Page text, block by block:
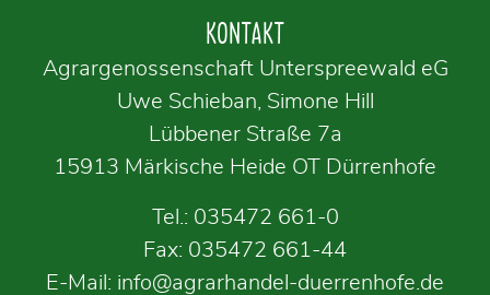
KONTAKT
Agrargenossenschaft Unterspreewald eG
Uwe Schieban, Simone Hill
Lübbener Straße 7a
15913 Märkische Heide OT Dürrenhofe
Tel.: 035472 661-0
Fax: 035472 661-44
E-Mail: info@agrarhandel-duerrenhofe.de